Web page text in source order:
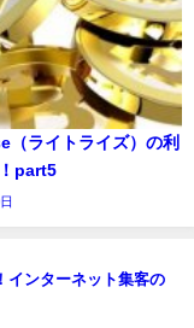
（ライトライズ）の利
part5
インターネット集客の